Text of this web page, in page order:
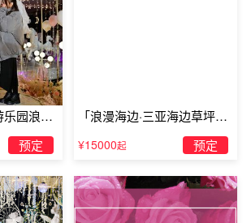
以布置表白吗贺州锦绣概念酒店
交通便利的八达西路，环境安静、舒
。
酒店里的房间可以布置表白吗的全部内
贺州酒店里的房间可以布置表白吗的资
乐园浪漫
预定
「浪漫海边·三亚海边草坪浪
¥15000起 预定